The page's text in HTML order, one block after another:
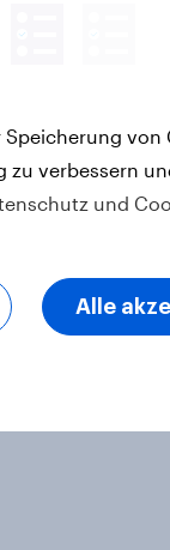
Für viele
Speicherung von
zu verbessern
und
Alle